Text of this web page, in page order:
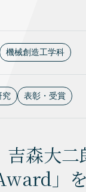
機械創造工学科
究 表彰・受賞
吉森大
」